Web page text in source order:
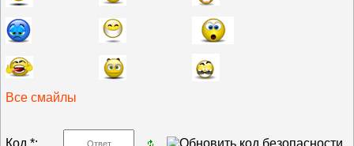
Все смайлы
Код *: